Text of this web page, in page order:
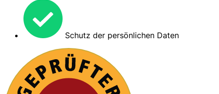
Schutz der persönlichen Daten